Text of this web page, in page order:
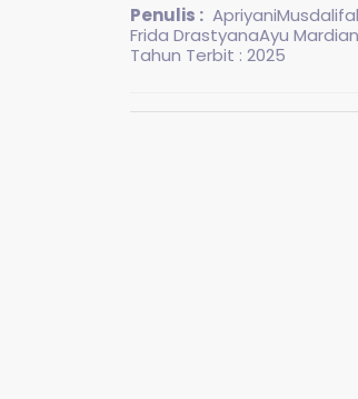
Penulis :
Frida DrastyanaAyu Mardian
Tahun Terbit : 2025